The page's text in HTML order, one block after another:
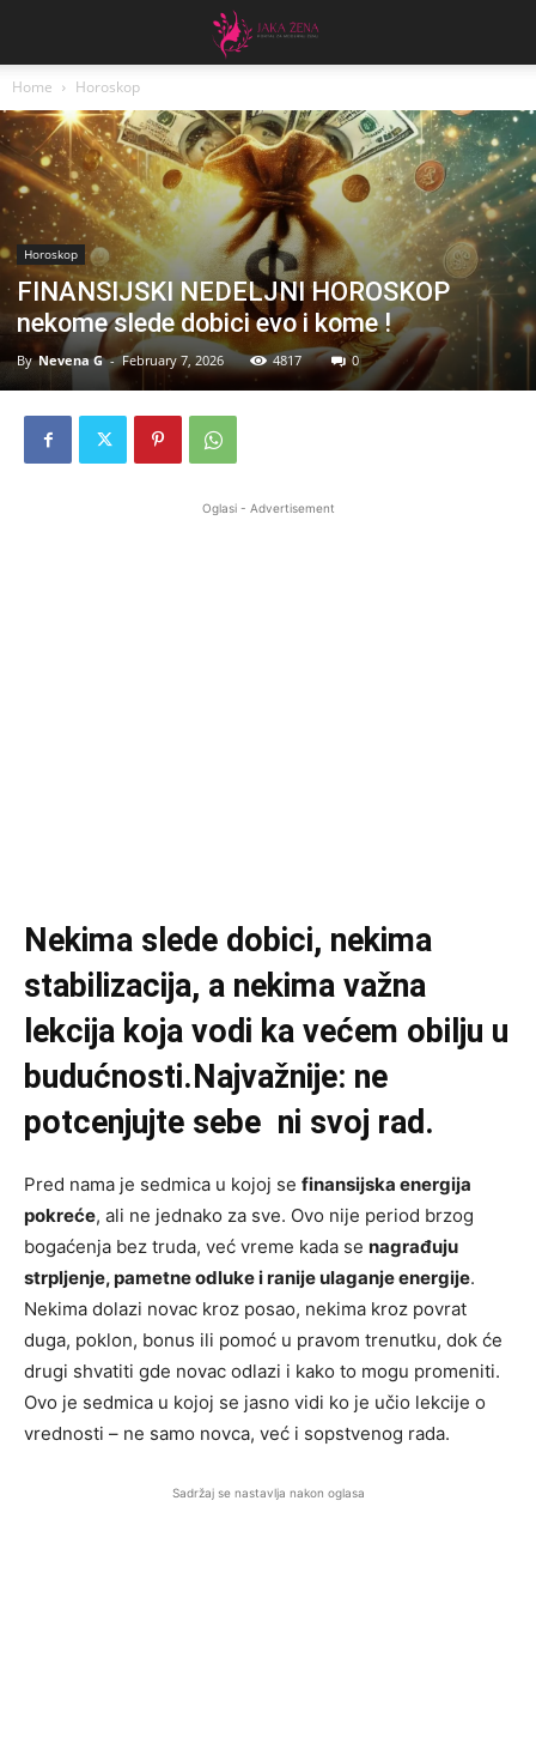
Home Horoskop
Horoskop
FINANSIJSKI NEDELJNI HOROSKOP
nekome slede dobici evo i kome !
By Nevena G - February 7, 2026 4817 0
Oglasi - Advertisement
Nekima slede dobici, nekima
stabilizacija, a nekima važna
lekcija koja vodi ka većem obilju u
budućnosti.Najvažnije: ne
potcenjujte sebe ni svoj rad.
Pred nama je sedmica u kojoj se finansijska energija
pokreće, ali ne jednako za sve. Ovo nije period brzog
bogaćenja bez truda, već vreme kada se nagrađuju
strpljenje, pametne odluke i ranije ulaganje energije.
Nekima dolazi novac kroz posao, nekima kroz povrat
duga, poklon, bonus ili pomoć u pravom trenutku, dok će
drugi shvatiti gde novac odlazi i kako to mogu promeniti.
Ovo je sedmica u kojoj se jasno vidi ko je učio lekcije o
vrednosti – ne samo novca, već i sopstvenog rada.
Sadržaj se nastavlja nakon oglasa